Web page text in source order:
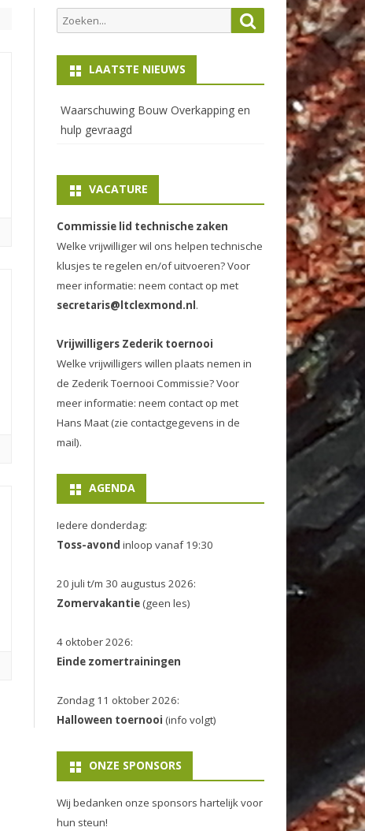
Zoeken
naar:
Zoeken
LAATSTE NIEUWS
Waarschuwing Bouw Overkapping en
hulp gevraagd
VACATURE
Commissie lid technische zaken
Welke vrijwilliger wil ons helpen technische
klusjes te regelen en/of uitvoeren? Voor
meer informatie: neem contact op met
secretaris@ltclexmond.nl .
Vrijwilligers Zederik toernooi
Welke vrijwilligers willen plaats nemen in
de Zederik Toernooi Commissie? Voor
meer informatie: neem contact op met
Hans Maat (zie contactgegevens in de
mail).
AGENDA
Iedere donderdag:
Toss-avond inloop vanaf 19:30
20 juli t/m 30 augustus 2026:
Zomervakantie(geen les)
4 oktober 2026:
Einde zomertrainingen
Zondag 11 oktober 2026:
Halloween toernooi (info volgt)
ONZE SPONSORS
Wij bedanken onze sponsors hartelijk voor
hun steun!